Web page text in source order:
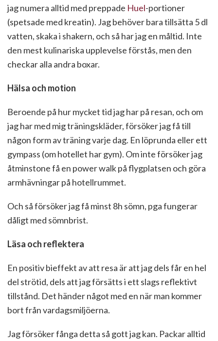
jag numera alltid med preppade Huel-portioner
(spetsade med kreatin). Jag behöver bara tillsätta 5 dl
vatten, skaka i shakern, och så har jag en måltid. Inte
den mest kulinariska upplevelse förstås, men den
checkar alla andra boxar.
Hälsa och motion
Beroende på hur mycket tid jag har på resan, och om
jag har med mig träningskläder, försöker jag få till
någon form av träning varje dag. En löprunda eller ett
gympass (om hotellet har gym). Om inte försöker jag
åtminstone få en power walk på flygplatsen och göra
armhävningar på hotellrummet.
Och så försöker jag få minst 8h sömn, pga fungerar
dåligt med sömnbrist.
Läsa och reflektera
En positiv bieffekt av att resa är att jag dels får en hel
del strötid, dels att jag försätts i ett slags reflektivt
tillstånd. Det händer något med en när man kommer
bort från vardagsmiljöerna.
Jag försöker fånga detta så gott jag kan. Packar alltid